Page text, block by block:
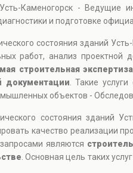
Каменогорск - Ведущие
и подготовке
состояния зданий
работ, анализ
строительная экспертиза
документации . Такие
объектов -
состояния зданий
качество реализации
являются
. Основная цель таких